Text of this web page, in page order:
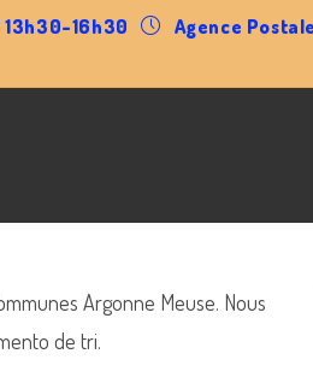
16h30
Agence
Argonne Meuse. Nous
de tri.